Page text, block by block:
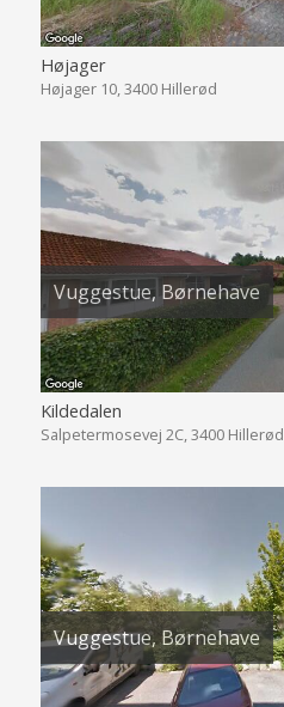
Højager
Højager 10, 3400 Hillerød
Vuggestue, Børnehave
Kildedalen
Salpetermosevej 2C, 3400 Hillerød
Vuggestue, Børnehave